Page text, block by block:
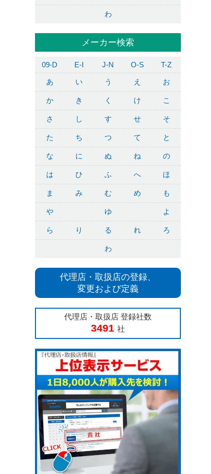
わ
メーカー検索
09-D E-I J-N O-S T-Z
あ い う え お
か き く け こ
さ し す せ そ
た ち つ て と
な に ぬ ね の
は ひ ふ へ ほ
ま み む め も
や ゆ よ
ら り る れ ろ
わ
代理店・取扱店の登録、
変更および定義
代理店・取扱店 登録社数
3491 社